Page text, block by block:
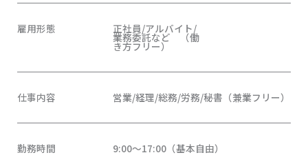
雇用形態 正社員/アルバイト/
業務委託など （働
き方フリー）
仕事内容 営業/経理/総務/労務/秘書（兼業フリー）
勤務時間 9:00～17:00（基本自由）